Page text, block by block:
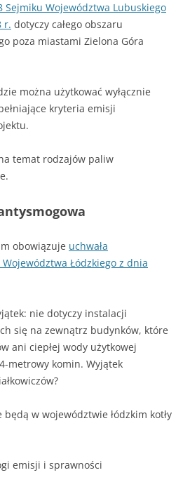
Sejmiku Województwa Lubuskiego
r. dotyczy całego obszaru
poza miastami Zielona Góra
można użytkować wyłącznie
kryteria emisji
temat rodzajów paliw
obowiązuje uchwała
Łódzkiego z dnia
nie dotyczy instalacji
się na zewnątrz budynków, które
ani ciepłej wody użytkowej
metrowy komin. Wyjątek
w województwie łódzkim kotły
emisji i sprawności